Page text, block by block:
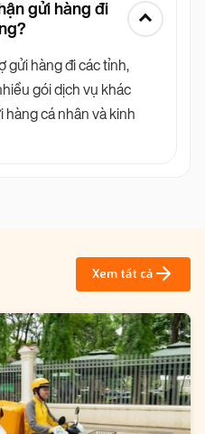
gửi hàng đi
gửi hàng đi các tỉnh,
gói dịch vụ khác
hàng cá nhân và kinh
Xem tất cả